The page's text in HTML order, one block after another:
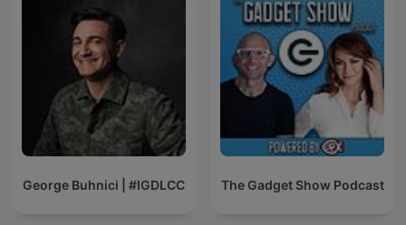
George Buhnici | #IGDLCC The Gadget Show Podcast